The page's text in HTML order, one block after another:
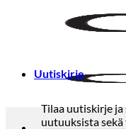
Uutiskirje
Tilaa uutiskirje
uutuuksista